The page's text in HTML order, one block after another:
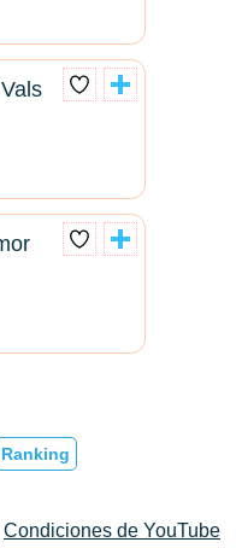
Ranking
Condiciones de YouTube